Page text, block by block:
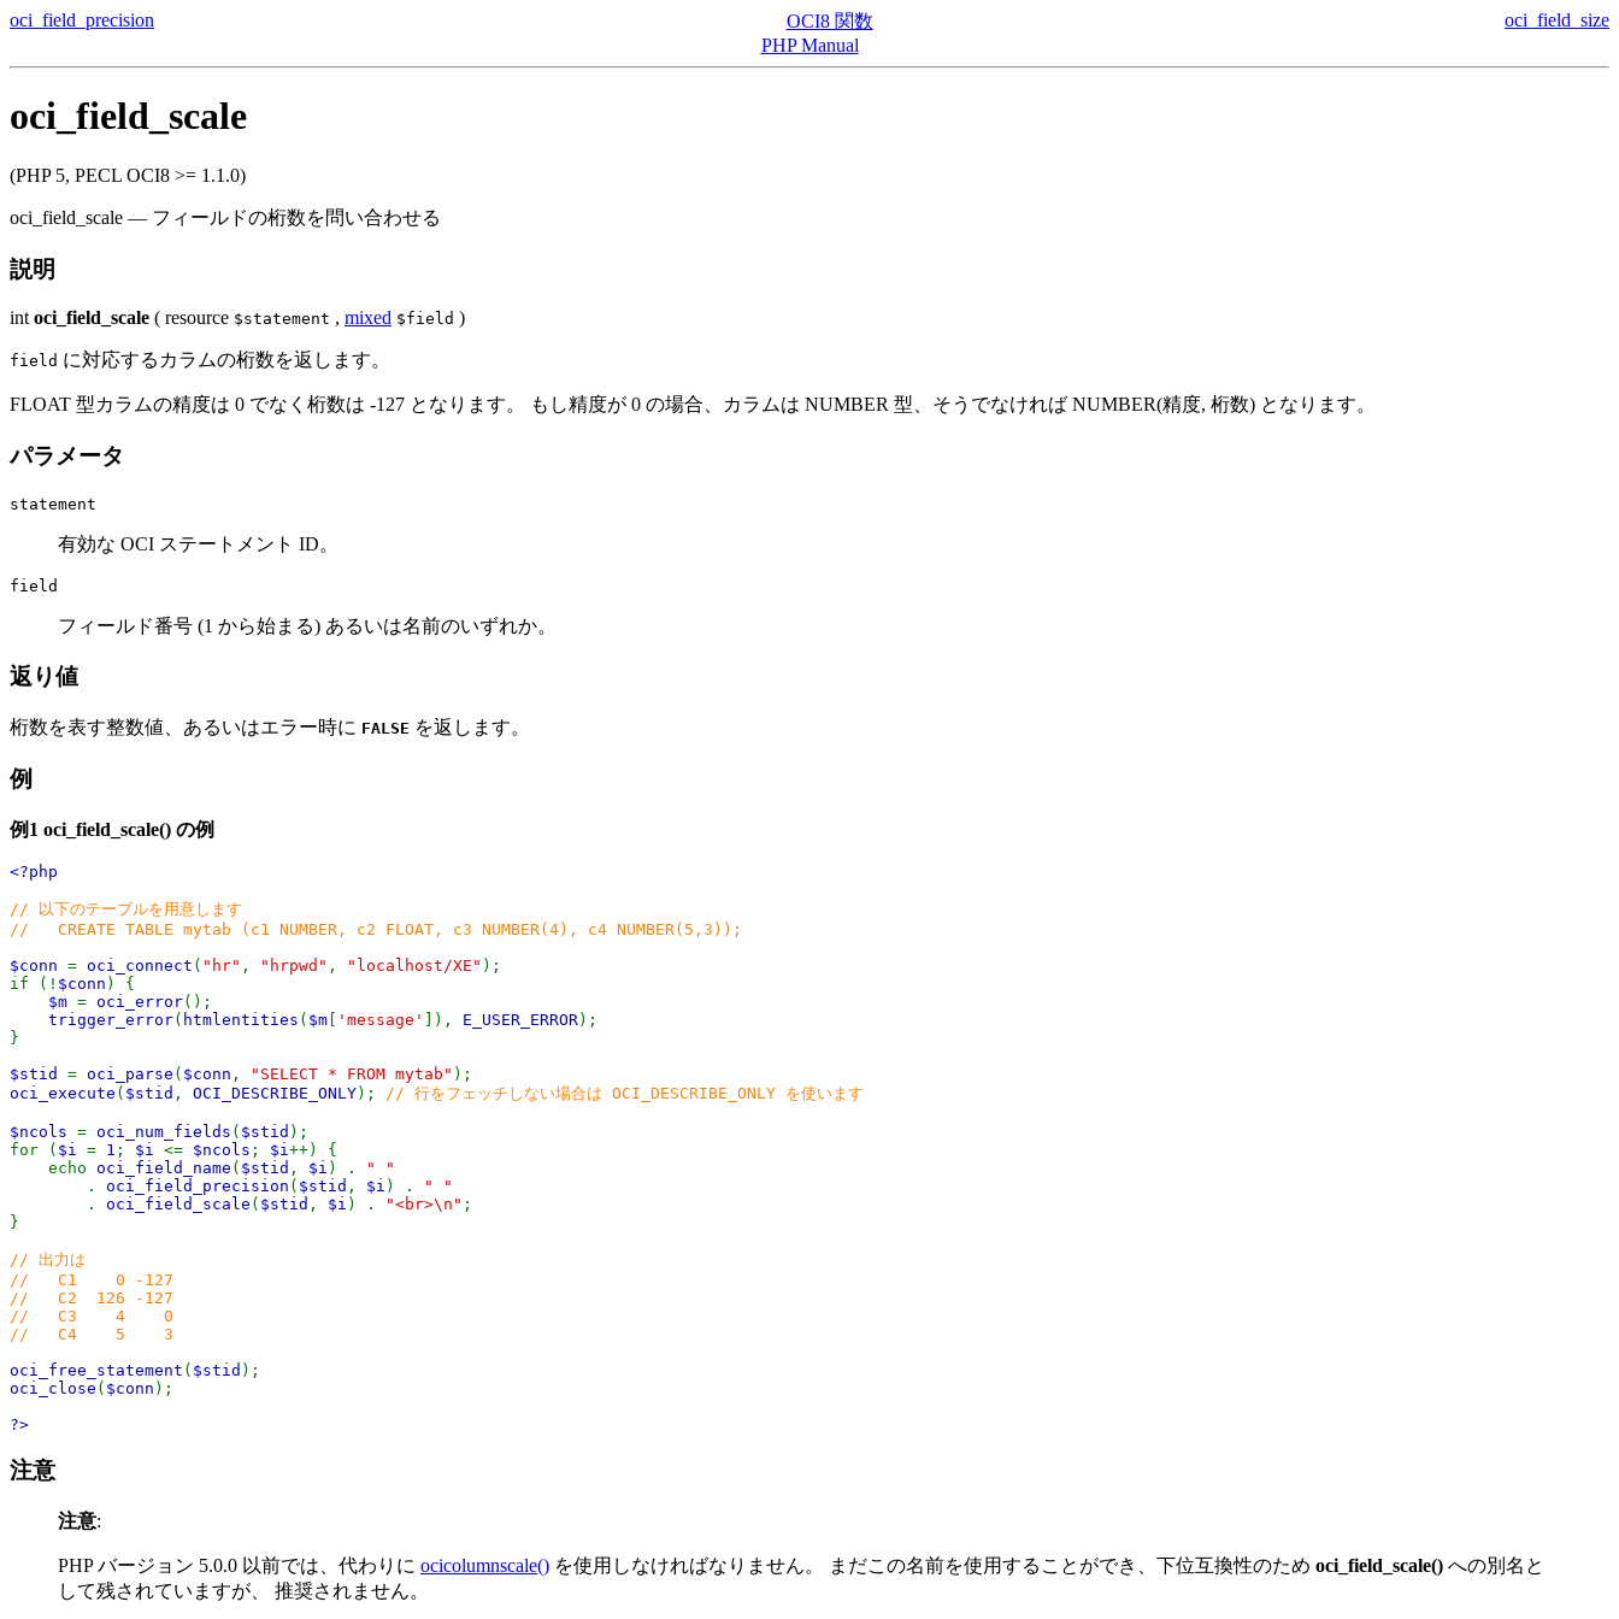
oci_field_precision oci_field_size
OCI8 関数
PHP Manual
oci_field_scale
(PHP 5, PECL OCI8 >= 1.1.0)
oci_field_scale — フィールドの桁数を問い合わせる
説明
int oci_field_scale ( resource $statement , mixed $field )
field に対応するカラムの桁数を返します。
FLOAT 型カラムの精度は 0 でなく桁数は -127 となります。 もし精度が 0 の場合、カラムは NUMBER 型、そうでなければ NUMBER(精度, 桁数) となります。
パラメータ
statement
有効な OCI ステートメント ID。
field
フィールド番号 (1 から始まる) あるいは名前のいずれか。
返り値
桁数を表す整数値、あるいはエラー時に FALSE を返します。
例
例1 oci_field_scale() の例
<?php
// 以下のテーブルを用意します
// CREATE TABLE mytab (c1 NUMBER, c2 FLOAT, c3 NUMBER(4), c4 NUMBER(5,3));
$conn = oci_connect ( "hr" , "hrpwd" , "localhost/XE" );
if (! $conn ) {
$m = oci_error();
trigger_error( htmlentities ( $m [ 'message' ]), E_USER_ERROR);
}
$stid = oci_parse ( $conn , "SELECT * FROM mytab" );
oci_execute ( $stid , OCI_DESCRIBE_ONLY); // 行をフェッチしない場合は OCI_DESCRIBE_ONLY を使います
$ncols = oci_num_fields ( $stid );
for ( $i = 1 ; $i <= $ncols ; $i ++) {
echo oci_field_name ( $stid , $i ) .
" "
. oci_field_precision ( $stid , $i ) .
" "
. oci_field_scale ( $stid , $i ) . "<br>\n" ;
}
// 出力は
// C1 0 -127
// C2 126 -127
// C3 4 0
// C4 5 3
oci_free_statement ( $stid );
oci_close ( $conn );
?>
注意
注意:
PHP バージョン 5.0.0 以前では、代わりに ocicolumnscale() を使用しなければなりません。 まだこの名前を使用することができ、下位互換性のため oci_field_scale() への別名と
して残されていますが、 推奨されません。